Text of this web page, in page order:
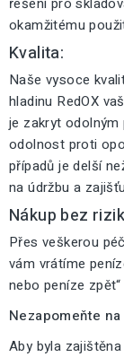
okamžitému
Kvalita:
Naše vysoce
hladinu RedOX
je zakryt
odolnost proti
případů je delší
na údržbu a
Nákup bez
Přes veškerou
vám vrátíme
nebo peníze zpět“
Nezapomeňte
Aby byla